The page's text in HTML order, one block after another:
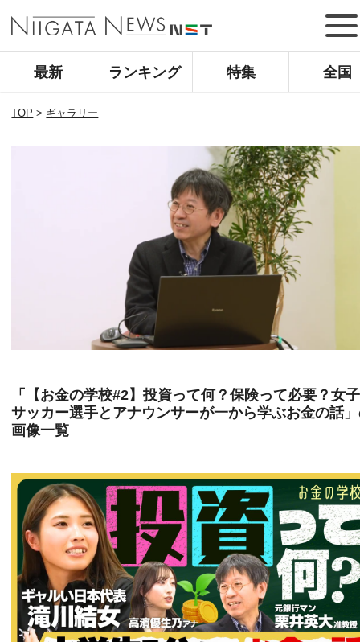
最新 ランキング 特集 全国
TOP > ギャラリー
「【お金の学校#2】投資って何？保険って必要？女子
サッカー選手とアナウンサーが一から学ぶお金の話
画像一覧